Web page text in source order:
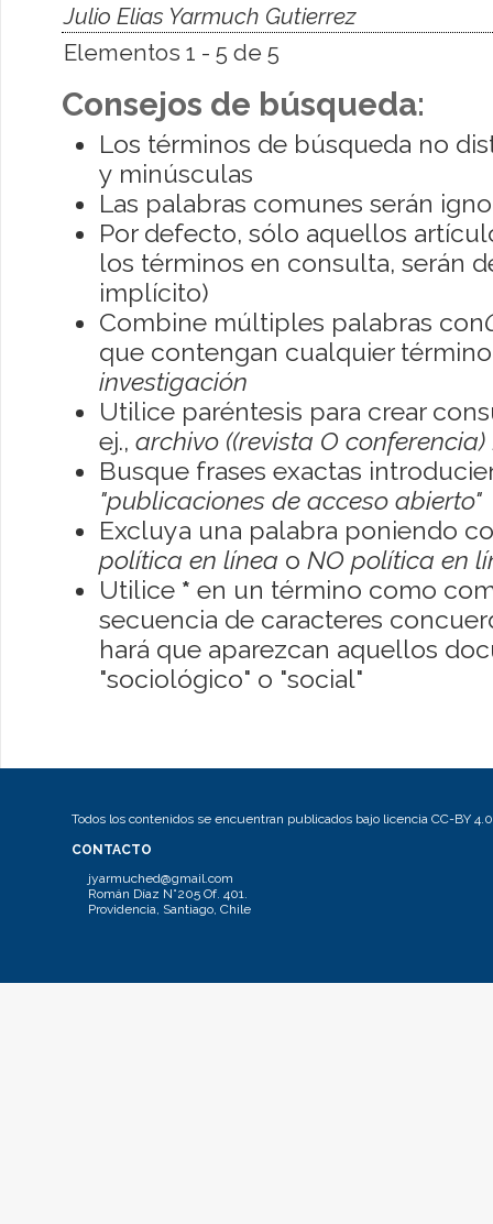
Julio Elias Yarmuch Gutierrez
Elementos 1 - 5 de 5
Consejos de búsqueda:
Los términos de búsqueda no
y minúsculas
Las palabras comunes serán
Por defecto, sólo aquellos
los términos en consulta, serán
implícito)
Combine múltiples palabras con
que contengan cualquier
investigación
Utilice paréntesis para crear
ej., archivo ((revista O conferencia)
Busque frases exactas
"publicaciones de acceso abierto"
Excluya una palabra poniendo
política en línea o NO política en
Utilice * en un término como
secuencia de caracteres
hará que aparezcan aquellos
"sociológico" o "social"
Todos los contenidos se encuentran publicados bajo licencia CC-BY 4.0
CONTACTO
jyarmuched@gmail.com
Román Díaz N°205 Of. 401.
Providencia, Santiago, Chile